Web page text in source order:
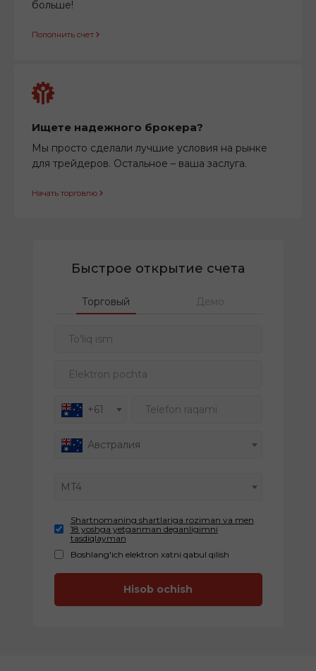
больше!
Пополнить счет
Ищете надежного брокера?
Мы просто сделали лучшие условия на рынке
для трейдеров. Остальное – ваша заслуга.
Начать торговлю
Быстрое открытие счета
Торговый Демо
To'liq ism
Elektron pochta
+61 Telefon raqami
Австралия
MT4
Shartnomaning shartlariga roziman va men
18 yoshga yetganman deganligimni
tasdiqlayman
Boshlang'ich elektron xatni qabul qilish